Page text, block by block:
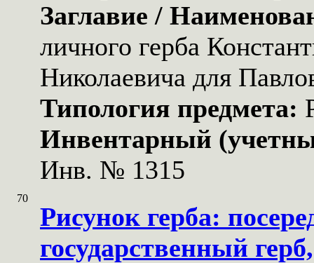
Заглавие /
личного герба
Николаевича для
Типология предмета:
Инвентарный
Инв. № 1315
70
Рисунок герба:
государственный